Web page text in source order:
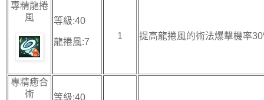
專精龍捲
風
等級:40
龍捲風:7
1 提高龍捲風的術法爆擊機率
專精癒合
術
等級:40